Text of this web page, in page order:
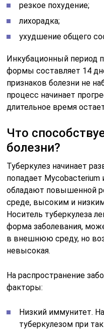
резкое похудение;
лихорадка;
ухудшение общего
Инкубационный период
формы составляет 14
признаков болезни не
процесс начинает
длительное время
Что
болезни?
Туберкулез начинает
попадает Mycobacterium
обладают повышенной
среде, высоким и
Носитель туберкулеза
форма заболевания,
в внешнюю среду, но
невысокая.
На распространение
факторы:
Низкий иммунитет.
туберкулезом при